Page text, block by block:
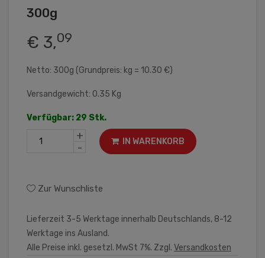
300g
€ 3,09
Netto: 300g (Grundpreis: kg = 10.30 €)
Versandgewicht: 0.35 Kg
Verfügbar: 29 Stk.
+
-
IN WARENKORB
Zur Wunschliste
Lieferzeit 3-5 Werktage innerhalb Deutschlands, 8-12
Werktage ins Ausland.
Alle Preise inkl. gesetzl. MwSt 7%. Zzgl. Versandkosten